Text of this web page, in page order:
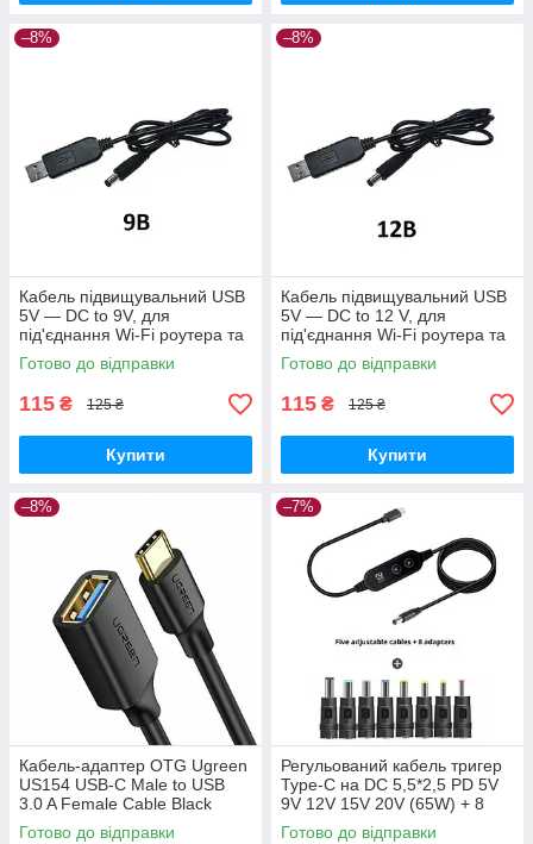
–8%
Кабель підвищувальний USB
5V — DC to 9V, для
під'єднання Wi-Fi роутера та
ін. від повербанка
Готово до відправки
115 ₴ 125 ₴
Купити
–8%
Кабель підвищувальний USB
5V — DC to 12 V, для
під'єднання Wi-Fi роутера та
ін. від повербанка
Готово до відправки
115 ₴ 125 ₴
Купити
–8%
Кабель-адаптер OTG Ugreen
US154 USB-C Male to USB
3.0 A Female Cable Black
(30701)
Готово до відправки
–7%
Регульований кабель тригер
Type-C на DC 5,5*2,5 PD 5V
9V 12V 15V 20V (65W) + 8
перехідників, 65W max
Готово до відправки